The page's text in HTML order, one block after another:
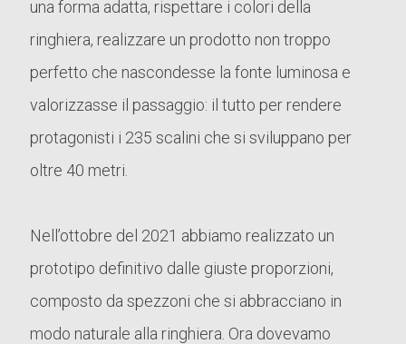
una forma adatta, rispettare i colori della
ringhiera, realizzare un prodotto non troppo
perfetto che nascondesse la fonte luminosa e
valorizzasse il passaggio: il tutto per rendere
protagonisti i 235 scalini che si sviluppano per
oltre 40 metri.
Nell’ottobre del 2021 abbiamo realizzato un
prototipo definitivo dalle giuste proporzioni,
composto da spezzoni che si abbracciano in
modo naturale alla ringhiera. Ora dovevamo